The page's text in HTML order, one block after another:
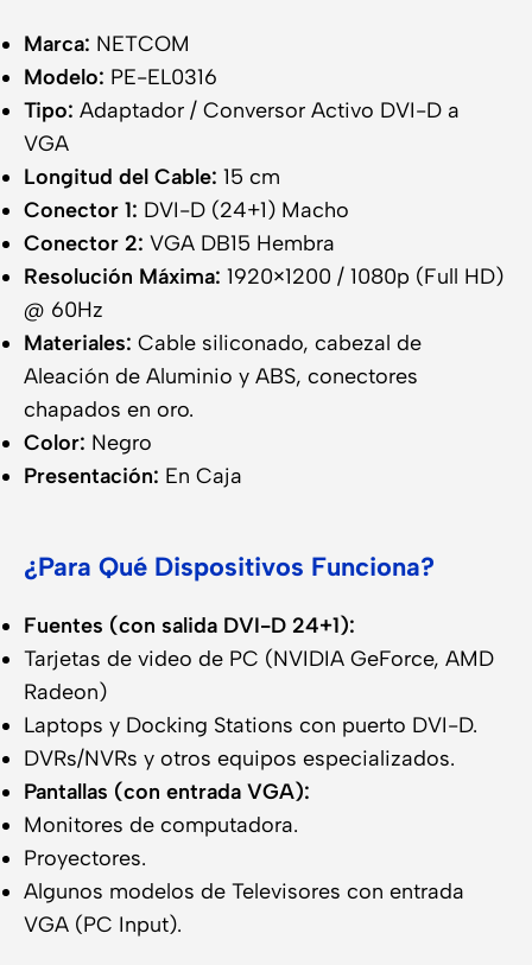
Marca: NETCOM
Modelo: PE-EL0316
Tipo: Adaptador / Conversor Activo DVI-D a
VGA
Longitud del Cable: 15 cm
Conector 1: DVI-D (24+1) Macho
Conector 2: VGA DB15 Hembra
Resolución Máxima: 1920×1200 / 1080p (Full HD)
@ 60Hz
Materiales: Cable siliconado, cabezal de
Aleación de Aluminio y ABS, conectores
chapados en oro.
Color: Negro
Presentación: En Caja
¿Para Qué Dispositivos Funciona?
Fuentes (con salida DVI-D 24+1):
Tarjetas de video de PC (NVIDIA GeForce, AMD
Radeon)
Laptops y Docking Stations con puerto DVI-D.
DVRs/NVRs y otros equipos especializados.
Pantallas (con entrada VGA):
Monitores de computadora.
Proyectores.
Algunos modelos de Televisores con entrada
VGA (PC Input).